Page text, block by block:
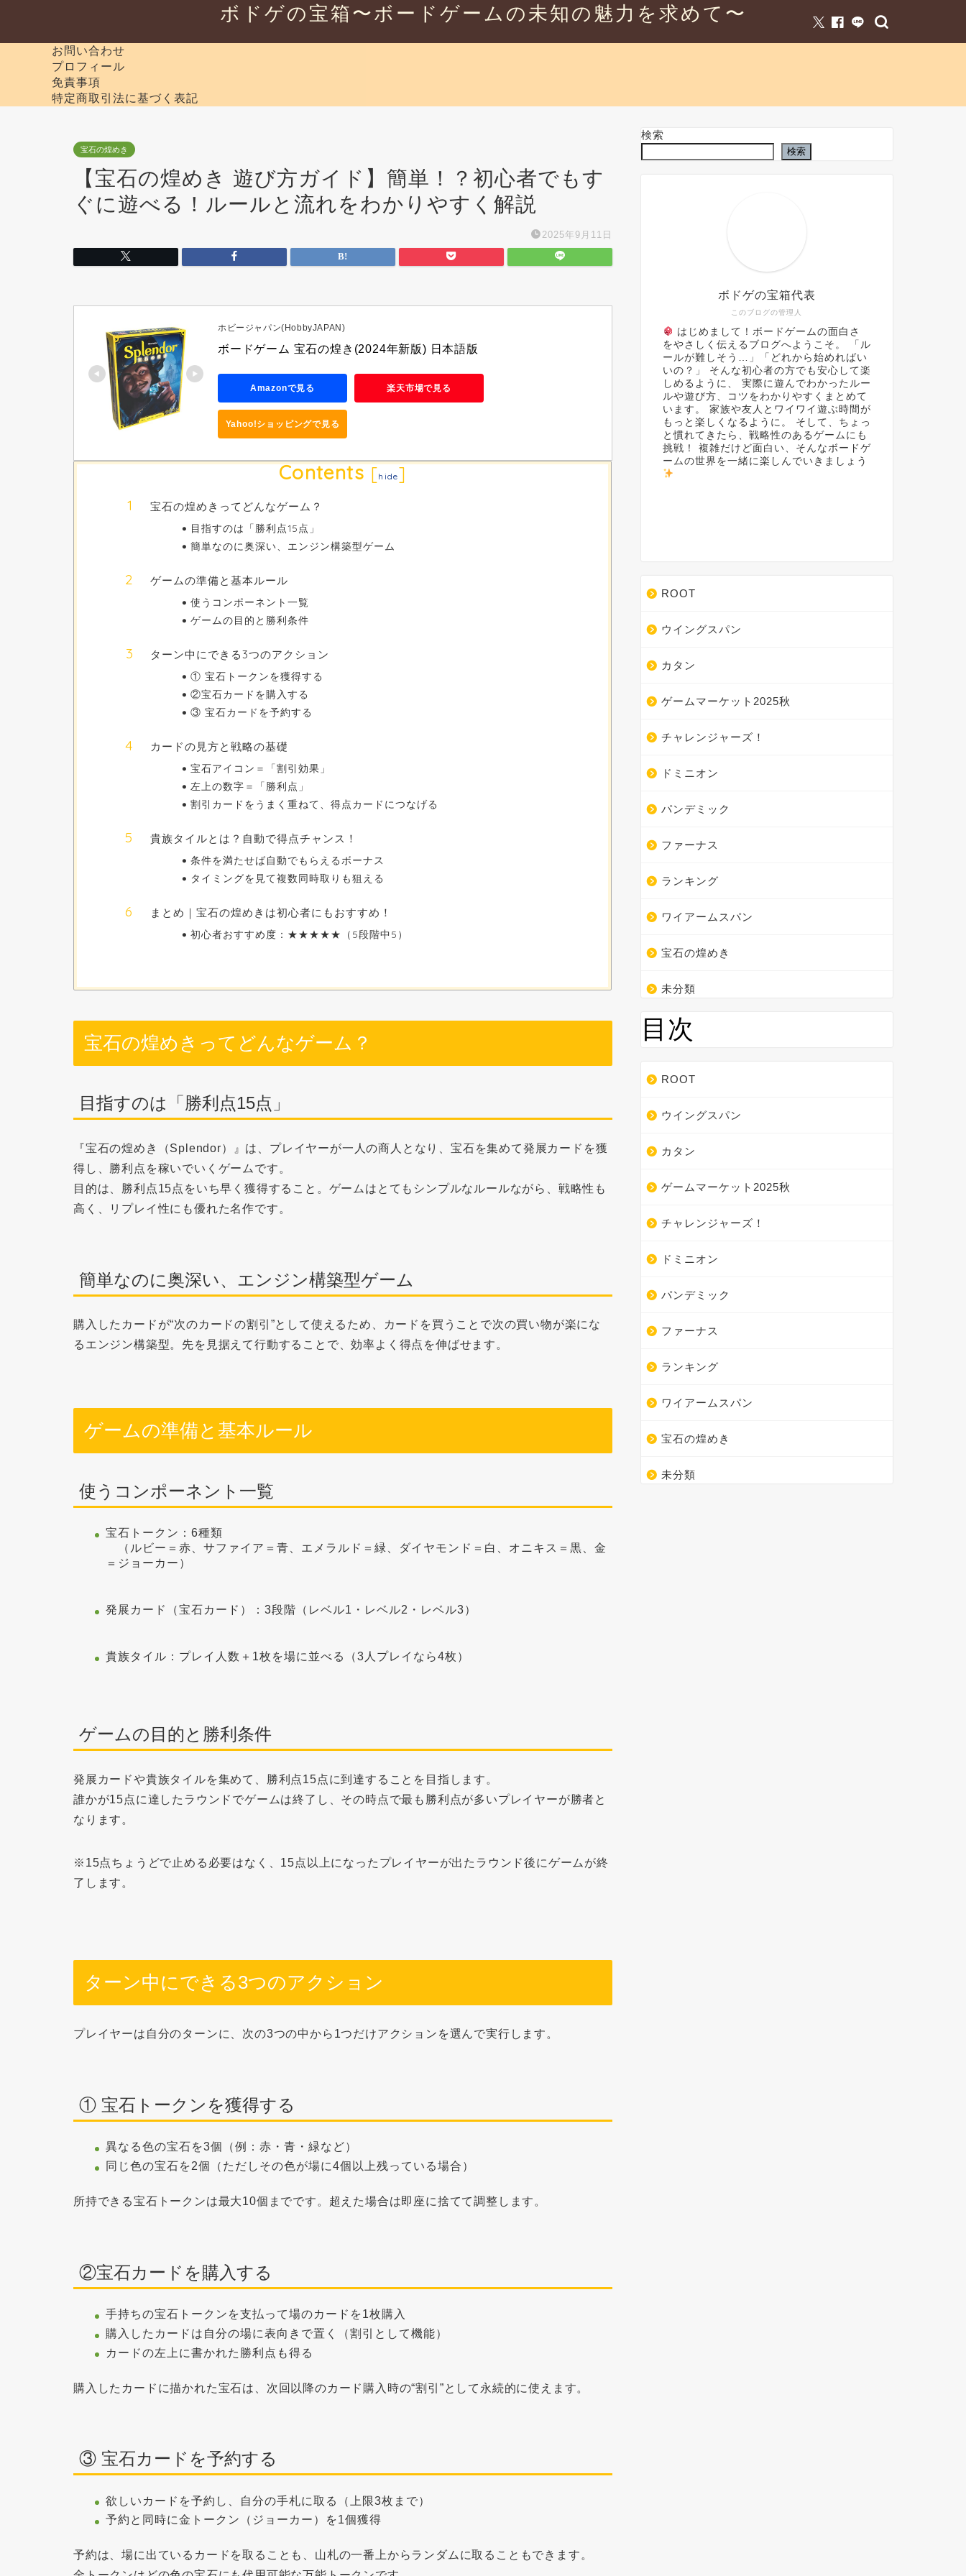
ボドゲの宝箱〜ボードゲームの未知の魅力を求めて〜
お問い合わせ
プロフィール
免責事項
特定商取引法に基づく表記
宝石の煌めき
【宝石の煌めき 遊び方ガイド】簡単！？初心者でもす
ぐに遊べる！ルールと流れをわかりやすく解説
2025年9月11日
ホビージャパン(HobbyJAPAN)
ボードゲーム 宝石の煌き(2024年新版) 日本語版
Amazonで見る 楽天市場で見る
Yahoo!ショッピングで見る
Contents [hide]
宝石の煌めきってどんなゲーム？
目指すのは「勝利点15点」
簡単なのに奥深い、エンジン構築型ゲーム
ゲームの準備と基本ルール
使うコンポーネント一覧
ゲームの目的と勝利条件
ターン中にできる3つのアクション
① 宝石トークンを獲得する
②宝石カードを購入する
③ 宝石カードを予約する
カードの見方と戦略の基礎
宝石アイコン＝「割引効果」
左上の数字＝「勝利点」
割引カードをうまく重ねて、得点カードにつなげる
貴族タイルとは？自動で得点チャンス！
条件を満たせば自動でもらえるボーナス
タイミングを見て複数同時取りも狙える
まとめ｜宝石の煌めきは初心者にもおすすめ！
初心者おすすめ度：★★★★★（5段階中5）
宝石の煌めきってどんなゲーム？
目指すのは「勝利点15点」
『宝石の煌めき（Splendor）』は、プレイヤーが一人の商人となり
、宝石を集めて発展カードを獲
得し、勝利点を稼いでいくゲームです。
目的は、 勝利点15点 をいち早く獲得すること。ゲームはとてもシンプルなルールながら、戦略性も
高く、リプレイ性にも優れた名作です。
簡単なのに奥深い、エンジン構築型ゲーム
購入したカードが“次のカードの割引”として使えるため、
カードを買うことで次の買い物が楽にな
るエンジン構築型。先を見据えて行動することで、効率よく得点を伸ばせます。
ゲームの準備と基本ルール
使うコンポーネント一覧
宝石トークン ：6種類
（ルビー＝赤、サファイア＝青、エメラルド＝緑、ダイヤモンド＝白、オニキス＝黒、金
＝ジョーカー）
発展カード （宝石カード）：3段階（レベル1・レベル2・レベル3）
貴族タイル ：プレイ人数＋1枚を場に並べる（3人プレイなら4枚）
ゲームの目的と勝利条件
発展カードや貴族タイルを集めて、 勝利点15点に到達することを目指します。
誰かが15点に達したラウンドでゲームは終了し、 その時点で最も勝利点が多いプレイヤーが勝者と
なります。
※15点ちょうどで止める必要はなく、15点以上になったプレイヤーが出た ラウンド後にゲームが終
了します。
ターン中にできる3つのアクション
プレイヤーは自分のターンに、次の3つの中から 1つだけアクションを選んで実行します。
① 宝石トークンを獲得する
異なる色の宝石を3個
（例：赤・青・緑など）
同じ色の宝石を2個
（ただしその色が場に4個以上残っている場合）
所持できる宝石トークンは最大10個までです。超えた場合は即座に捨てて調整します。
②宝石カードを購入する
手持ちの宝石トークンを支払って場のカードを1枚購入
購入したカードは自分の場に表向きで置く（割引として機能）
カードの左上に書かれた勝利点も得る
購入したカードに描かれた宝石は、 次回以降のカード購入時の“割引”として永続的に使えます。
③ 宝石カードを予約する
欲しいカードを予約し、自分の手札に取る（上限3枚まで）
予約と同時に金トークン（ジョーカー）を1個獲得
予約は、場に出ているカードを取ることも、山札の一番上からランダムに取ることもできます。
検索
検索
このブログの管理人
ボドゲの宝箱代表
はじめまして！ボードゲームの面白さ
をやさしく伝えるブログへようこそ。 「ル
ールが難しそう…」「どれから始めればい
いの？」 そんな初心者の方でも安心して楽
しめるように、 実際に遊んでわかったルー
ルや遊び方、コツをわかりやすくまとめて
います。 家族や友人とワイワイ遊ぶ時間が
もっと楽しくなるように。 そして、ちょっ
と慣れてきたら、戦略性のあるゲームにも
挑戦！ 複雑だけど面白い、そんなボードゲ
ームの世界を一緒に楽しんでいきましょう
ROOT
ウイングスパン
カタン
ゲームマーケット2025秋
チャレンジャーズ！
ドミニオン
パンデミック
ファーナス
ランキング
ワイアームスパン
宝石の煌めき
未分類
目次
ROOT
ウイングスパン
カタン
ゲームマーケット2025秋
チャレンジャーズ！
ドミニオン
パンデミック
ファーナス
ランキング
ワイアームスパン
宝石の煌めき
未分類